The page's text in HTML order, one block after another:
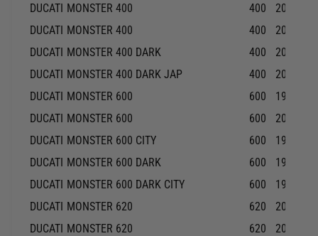
DUCATI MONSTER 400 400
2004-
DUCATI MONSTER 400 400
2007-
DUCATI MONSTER 400 DARK 400
2005-
DUCATI MONSTER 400 DARK JAP 400
2005-
DUCATI MONSTER 600 600
1999-
DUCATI MONSTER 600 600
2001-
DUCATI MONSTER 600 CITY 600
1999-
DUCATI MONSTER 600 DARK 600
1999-
DUCATI MONSTER 600 DARK CITY 600
1999-
DUCATI MONSTER 620 620
2002-
DUCATI MONSTER 620 620
2004-